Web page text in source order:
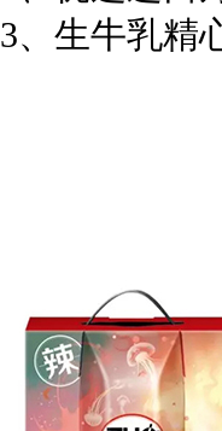
3、生牛乳精